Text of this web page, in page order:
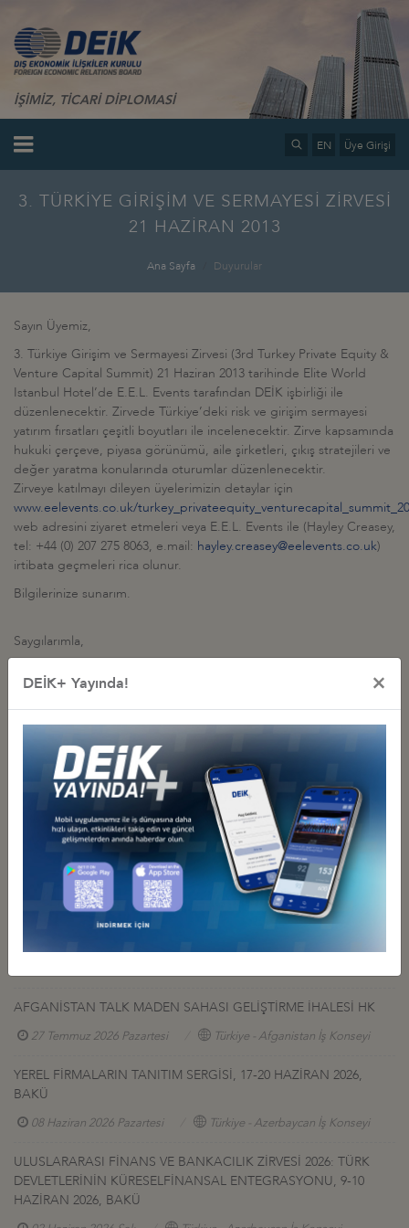
İŞİMİZ, TİCARİ DİPLOMASİ
EN Üye Girişi
3. TÜRKİYE GİRİŞİM VE SERMAYESİ ZİRVESİ
21 HAZİRAN 2013
Ana Sayfa Duyurular
Sayın Üyemiz,
3. Türkiye Girişim ve Sermayesi Zirvesi (3rd Turkey Private Equity &
Venture Capital Summit) 21 Haziran 2013 tarihinde Elite World
Istanbul Hotel’de E.E.L. Events tarafından DEİK işbirliği ile
düzenlenecektir. Zirvede Türkiye’deki risk ve girişim sermayesi
yatırım fırsatları çeşitli boyutları ile incelenecektir. Zirve kapsamında
hukuki çerçeve, piyasa görünümü, aile şirketleri, çıkış stratejileri ve
değer yaratma konularında oturumlar düzenlenecektir.
Zirveye katılmayı dileyen üyelerimizin detaylar için
www.eelevents.co.uk/
web adresini ziyaret etmeleri veya E.E.L. Events ile (Hayley Creasey,
tel: +44 (0) 207 275 8063, e.mail: hayley.creasey@eelevents.co.uk)
irtibata geçmeleri rica olunur.
Bilgilerinize sunarım.
Saygılarımla,
Not: DEİK üyesi şirketler için %20 indirimli ücret uygulanmaktadır.
Ek: Etkinlik Broşürü
İlgili Dosyalar
Etkinlik Broşürü
Diğer Duyurular
AFGANİSTAN TALK MADEN SAHASI GELİŞTİRME İHALESİ HK
27 Temmuz 2026 Pazartesi Türkiye - Afganistan İş Konseyi
YEREL FİRMALARIN TANITIM SERGİSİ, 17-20 HAZİRAN 2026,
BAKÜ
08 Haziran 2026 Pazartesi Türkiye - Azerbaycan İş Konseyi
ULUSLARARASI FİNANS VE BANKACILIK ZİRVESİ 2026: TÜRK
DEVLETLERİNİN KÜRESELFİNANSAL ENTEGRASYONU, 9-10
HAZİRAN 2026, BAKÜ
DEİK+ Yayında! ×